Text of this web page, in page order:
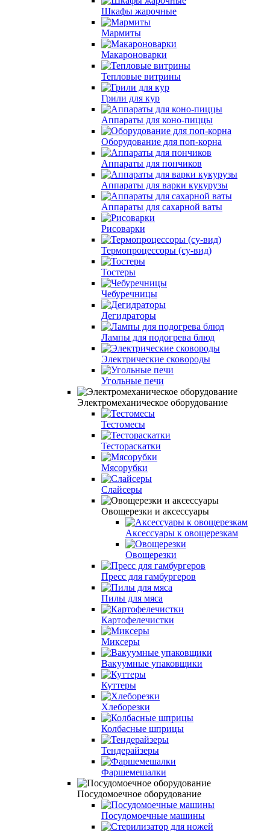
Шкафы жарочные
Мармиты
Макароноварки
Тепловые витрины
Грили для кур
Аппараты для коно-пиццы
Оборудование для поп-корна
Аппараты для пончиков
Аппараты для варки кукурузы
Аппараты для сахарной ваты
Рисоварки
Термопроцессоры (су-вид)
Тостеры
Чебуречницы
Дегидраторы
Лампы для подогрева блюд
Электрические сковороды
Угольные печи
Электромеханическое оборудование
Тестомесы
Тестораскатки
Мясорубки
Слайсеры
Овощерезки и аксессуары
Аксессуары к овощерезкам
Овощерезки
Пресс для гамбургеров
Пилы для мяса
Картофелечистки
Миксеры
Вакуумныe упаковщики
Куттеры
Хлеборезки
Колбасные шприцы
Тендерайзеры
Фаршемешалки
Посудомоечное оборудование
Посудомоечные машины